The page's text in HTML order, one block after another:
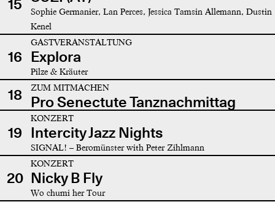
15
Sophie Germanier, Lan Perces, Jessica Tamsin Allemann, Dustin
Kenel
16
GASTVERANSTALTUNG
Explora
Pilze & Kräuter
18 ZUM MITMACHEN
Pro Senectute Tanznachmittag
19
KONZERT
Intercity Jazz Nights
SIGNAL! – Beromünster with Peter Zihlmann
20
KONZERT
Nicky B Fly
Wo chumi her Tour